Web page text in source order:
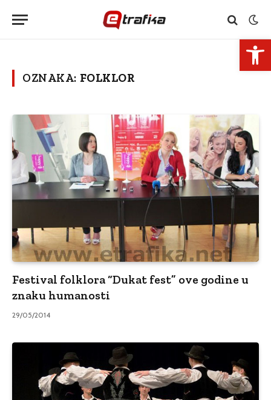
OZNAKA: FOLKLOR
Festival folklora “Dukat fest” ove godine u
znaku humanosti
29/05/2014